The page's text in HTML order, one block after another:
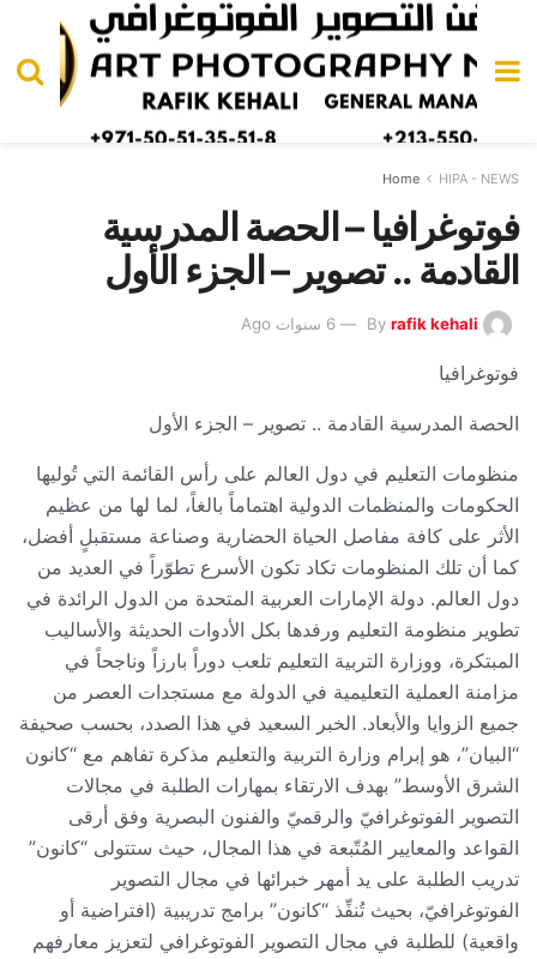
Home HIPA - NEWS
فوتوغرافيا – الحصة المدرسية
القادمة .. تصوير – الجزء الأول
By rafik kehali 6 سنوات Ago
فوتوغرافيا
الحصة المدرسية القادمة .. تصوير – الجزء الأول
منظومات التعليم في دول العالم على رأس القائمة التي تُوليها
الحكومات والمنظمات الدولية اهتماماً بالغاً، لما لها من عظيم
الأثر على كافة مفاصل الحياة الحضارية وصناعة مستقبلٍ أفضل،
كما أن تلك المنظومات تكاد تكون الأسرع تطوّراً في العديد من
دول العالم. دولة الإمارات العربية المتحدة من الدول الرائدة في
تطوير منظومة التعليم ورفدها بكل الأدوات الحديثة والأساليب
المبتكرة، ووزارة التربية التعليم تلعب دوراً بارزاً وناجحاً في
مزامنة العملية التعليمية في الدولة مع مستجدات العصر من
جميع الزوايا والأبعاد. الخبر السعيد في هذا الصدد، بحسب صحيفة
“البيان”، هو إبرام وزارة التربية والتعليم مذكرة تفاهم مع “كانون
الشرق الأوسط” بهدف الارتقاء بمهارات الطلبة في مجالات
التصوير الفوتوغرافيّ والرقميّ والفنون البصرية وفق أرقى
القواعد والمعايير المُتّبعة في هذا المجال، حيث ستتولى “كانون”
تدريب الطلبة على يد أمهر خبرائها في مجال التصوير
الفوتوغرافيّ، بحيث تُنفِّذ “كانون” برامج تدريبية (افتراضية أو
واقعية) للطلبة في مجال التصوير الفوتوغرافي لتعزيز معارفهم